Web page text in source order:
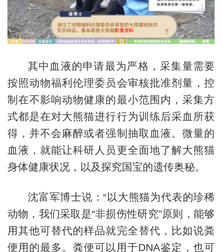
其中血液的申请最为严格，采集量需要
按照动物福利伦理委员会审核批准剂量，控
制在不影响动物健康的最小范围内，采集方
式都是在对大熊猫进行行为训练后采血所获
得，并不会麻醉或者强制抽取血液。微量的
血液，就能让科研人员更全面地了解大熊猫
身体健康状况，以及探究国宝的遗传奥秘。
沈富军博士说：“以大熊猫为代表的珍稀
动物，我们采取是“非损伤性研究”原则，能够
用其他可替代的样品就完全替代，比如说粪
便用的最多。粪便可以用于DNA鉴定，也可